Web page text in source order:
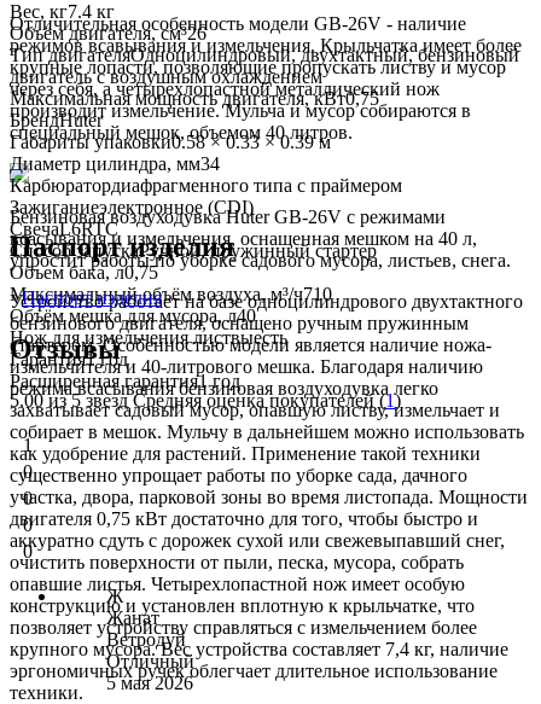
Отличительная особенность модели GB-26V - наличие
режимов всавывания и измельчения. Крыльчатка имеет более
крупные лопасти, позволяющие пропускать листву и мусор
через себя, а четырехлопастной металлический нож
производит измельчение. Мульча и мусор собираются в
специальный мешок, объемом 40 литров.
Бензиновая воздуходувка Huter GB-26V с режимами
всасывания и измельчения, оснащенная мешком на 40 л,
упростит работы по уборке садового мусора, листьев, снега.
Устройство работает на базе одноцилиндрового двухтактного
бензинового двигателя, оснащено ручным пружинным
стартером. Особенностью модели является наличие ножа-
измельчителя и 40-литрового мешка. Благодаря наличию
режима всасывания бензиновая воздуходувка легко
захватывает садовый мусор, опавшую листву, измельчает и
собирает в мешок. Мульчу в дальнейшем можно использовать
как удобрение для растений. Применение такой техники
существенно упрощает работы по уборке сада, дачного
участка, двора, парковой зоны во время листопада. Мощности
двигателя 0,75 кВт достаточно для того, чтобы быстро и
аккуратно сдуть с дорожек сухой или свежевыпавший снег,
очистить поверхности от пыли, песка, мусора, собрать
опавшие листья. Четырехлопастной нож имеет особую
конструкцию и установлен вплотную к крыльчатке, что
позволяет устройству справляться с измельчением более
крупного мусора. Вес устройства составляет 7,4 кг, наличие
эргономичных ручек облегчает длительное использование
техники.
Вес, кг7.4 кг
Объём двигателя, см³26
Тип двигателяОдноцилиндровый, двухтактный, бензиновый
двигатель с воздушным охлаждением
Максимальная мощность двигателя, кВт0,75
БрендHuter
Габариты упаковки0.58 × 0.33 × 0.39 м
Диаметр цилиндра, мм34
Карбюратордиафрагменного типа с праймером
Зажиганиеэлектронное (CDI)
СвечаL6RTC
Способ запускаРучной, пружинный стартер
Объем бака, л0,75
Максимальный объём воздуха, м³/ч710
Объём мешка для мусора, л40
Нож для измельчения листвыесть
Гарантия1 год
Расширенная гарантия1 год
Паспорт изделия
Паспорт изделия
Отзывы
5.00из 5 звезд Средняя оценка покупателей (1)
1
0
0
0
0
Ж
Жанат
Ветродуй
Отличный
5 мая 2026